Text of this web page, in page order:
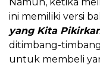
ini memiliki versi
yang Kita
ditimbang-
untuk membeli